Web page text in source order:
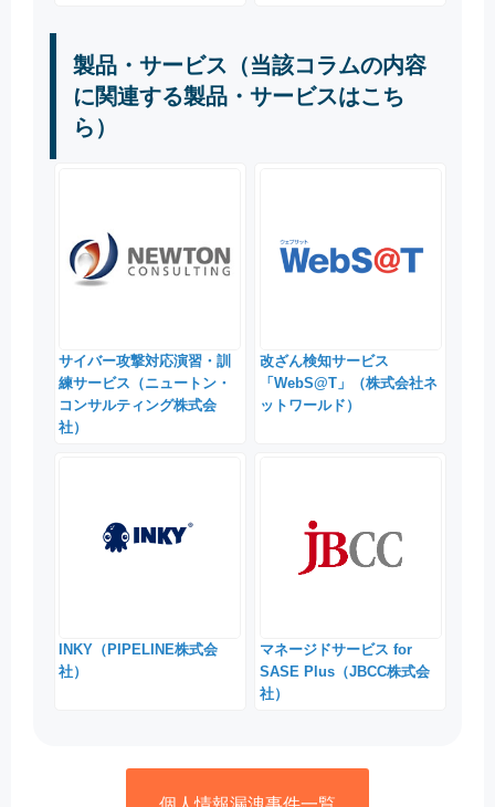
製品・サービス（当該コラムの内容
に関連する製品・サービスはこち
ら）
サイバー攻撃対応演習・訓
練サービス（ニュートン・
コンサルティング株式会
社）
改ざん検知サービス
「WebS@T」（株式会社ネ
ットワールド）
INKY（PIPELINE株式会
社）
マネージドサービス for
SASE Plus（JBCC株式会
社）